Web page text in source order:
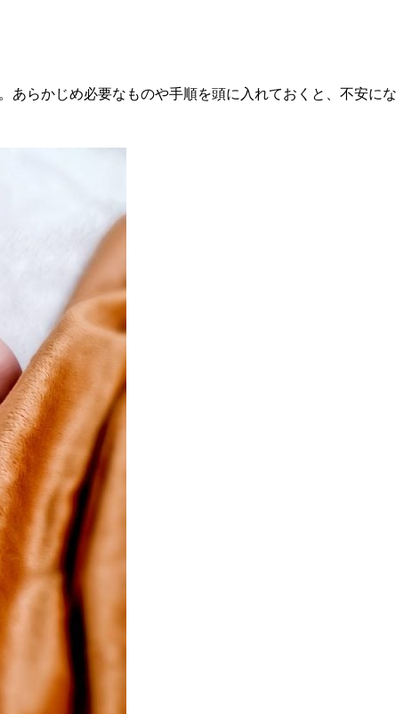
あらかじめ必要なものや手順を頭に入れておくと、不安にな